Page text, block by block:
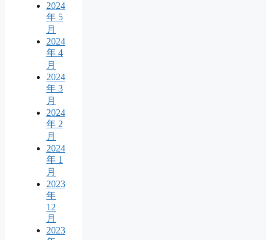
2024
年 5
月
2024
年 4
月
2024
年 3
月
2024
年 2
月
2024
年 1
月
2023
年
12
月
2023